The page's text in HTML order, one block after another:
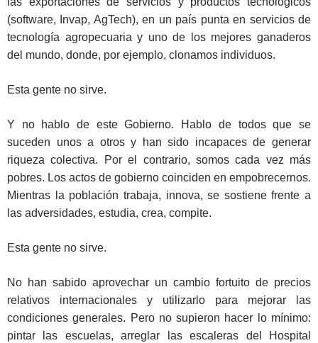
(software, Invap, AgTech), en un país punta en servicios de
tecnología agropecuaria y uno de los mejores ganaderos
del mundo, donde, por ejemplo, clonamos individuos.
Esta gente no sirve.
Y no hablo de este Gobierno. Hablo de todos que se
suceden unos a otros y han sido incapaces de generar
riqueza colectiva. Por el contrario, somos cada vez más
pobres. Los actos de gobierno coinciden en empobrecernos.
Mientras la población trabaja, innova, se sostiene frente a
las adversidades, estudia, crea, compite.
Esta gente no sirve.
No han sabido aprovechar un cambio fortuito de precios
relativos internacionales y utilizarlo para mejorar las
condiciones generales. Pero no supieron hacer lo mínimo:
pintar las escuelas, arreglar las escaleras del Hospital